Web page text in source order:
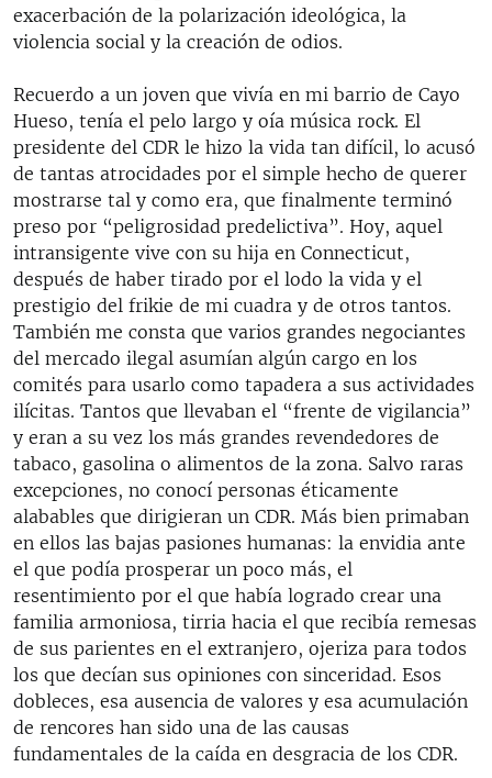
exacerbación de la polarización ideológica, la
violencia social y la creación de odios.
Recuerdo a un joven que vivía en mi barrio de Cayo
Hueso, tenía el pelo largo y oía música rock. El
presidente del CDR le hizo la vida tan difícil, lo acusó
de tantas atrocidades por el simple hecho de querer
mostrarse tal y como era, que finalmente terminó
preso por “peligrosidad predelictiva”. Hoy, aquel
intransigente vive con su hija en Connecticut,
después de haber tirado por el lodo la vida y el
prestigio del frikie de mi cuadra y de otros tantos.
También me consta que varios grandes negociantes
del mercado ilegal asumían algún cargo en los
comités para usarlo como tapadera a sus actividades
ilícitas. Tantos que llevaban el “frente de vigilancia”
y eran a su vez los más grandes revendedores de
tabaco, gasolina o alimentos de la zona. Salvo raras
excepciones, no conocí personas éticamente
alabables que dirigieran un CDR. Más bien primaban
en ellos las bajas pasiones humanas: la envidia ante
el que podía prosperar un poco más, el
resentimiento por el que había logrado crear una
familia armoniosa, tirria hacia el que recibía remesas
de sus parientes en el extranjero, ojeriza para todos
los que decían sus opiniones con sinceridad. Esos
dobleces, esa ausencia de valores y esa acumulación
de rencores han sido una de las causas
fundamentales de la caída en desgracia de los CDR.